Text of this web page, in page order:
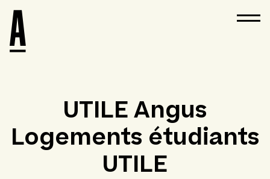
UTILE Angus
Logements étudiants
UTILE